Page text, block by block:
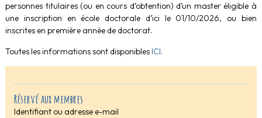
Réservé aux membres
Identifiant ou adresse e-mail
personnes titulaires (ou en cours d’obtention) d’un master éligible à
une inscription en école doctorale d’ici le 01/10/2026, ou bien
inscrites en première année de doctorat.
Toutes les informations sont disponibles ICI.